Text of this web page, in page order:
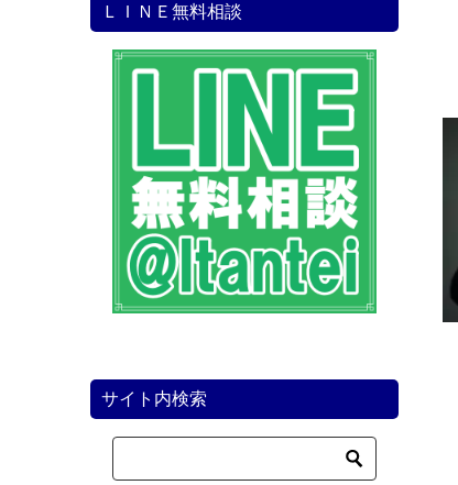
ＬＩＮＥ無料相談
サイト内検索